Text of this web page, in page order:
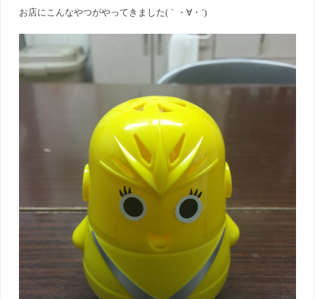
お店にこんなやつがやってきました(｀・∀・´)